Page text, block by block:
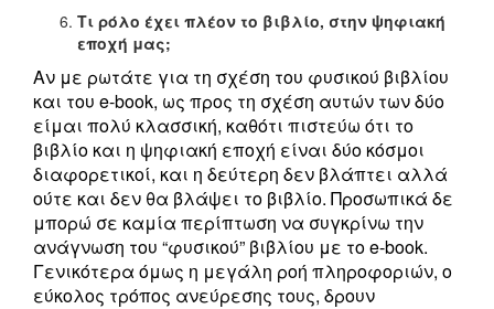
Τι ρόλο έχει πλέον το βιβλίο, στην ψηφιακή
εποχή μας;
Αν με ρωτάτε για τη σχέση του φυσικού βιβλίου
και του e-book, ως προς τη σχέση αυτών των δύο
είμαι πολύ κλασσική, καθότι πιστεύω ότι το
βιβλίο και η ψηφιακή εποχή είναι δύο κόσμοι
διαφορετικοί, και η δεύτερη δεν βλάπτει αλλά
ούτε και δεν θα βλάψει το βιβλίο. Προσωπικά δε
μπορώ σε καμία περίπτωση να συγκρίνω την
ανάγνωση του “φυσικού” βιβλίου με το e-book.
Γενικότερα όμως η μεγάλη ροή πληροφοριών, ο
εύκολος τρόπος ανεύρεσης τους, δρουν